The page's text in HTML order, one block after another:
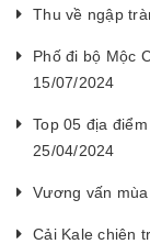
Thu về ngập
Phố đi bộ Mộc
15/07/2024
Top 05 địa
25/04/2024
Vương vấn
Cải Kale chiên